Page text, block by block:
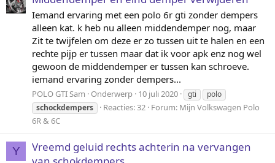
Iemand ervaring met een polo 6r gti zonder dempers
alleen kat. k heb nu alleen middendemper nog, maar
Zit te twijfelen om deze er zo tussen uit te halen en een
rechte pijp er tussen maar dat ik voor apk enz nog wel
gewoon de middendemper er tussen kan schroeve.
iemand ervaring zonder dempers...
POLO GTI Sam Onderwerp 10 juli 2020 gti
polo
schockdempers
Reacties: 32 Forum: Mijn Volkswagen Polo
6R & 6C
Y
Vreemd geluid rechts achterin na vervangen